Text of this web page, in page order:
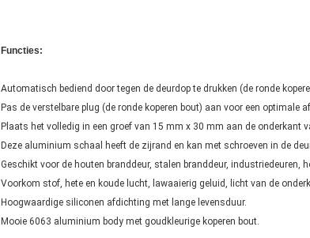
Functies:
Automatisch bediend door tegen de deurdop te drukken (de ronde
Pas de verstelbare plug (de ronde koperen bout) aan voor een optimale
Plaats het volledig in een groef van 15 mm x 30 mm aan de onderkant
Deze aluminium schaal heeft de zijrand en kan met schroeven in de
Geschikt voor de houten branddeur, stalen branddeur, industriedeuren,
Voorkom stof, hete en koude lucht, lawaaierig geluid, licht van de
Hoogwaardige siliconen afdichting met lange levensduur.
Mooie 6063 aluminium body met goudkleurige koperen bout.